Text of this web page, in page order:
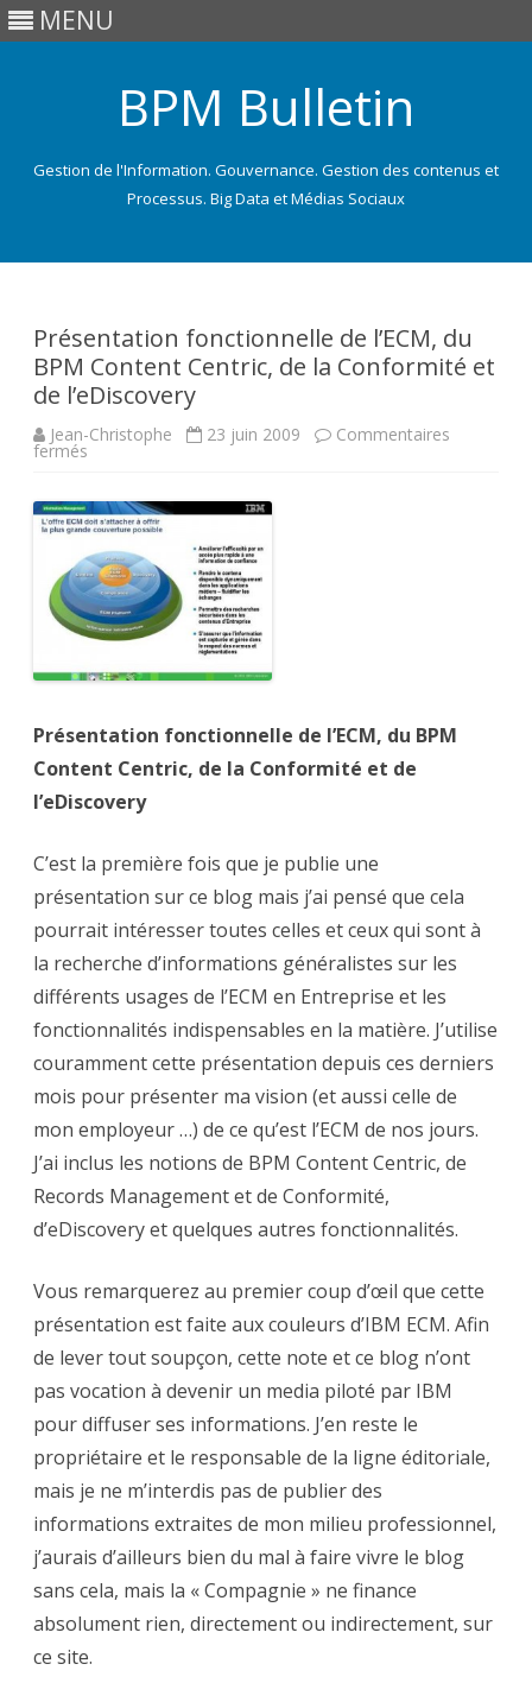
MENU
BPM Bulletin
Gestion de l'Information. Gouvernance. Gestion des contenus et
Processus. Big Data et Médias Sociaux
Présentation fonctionnelle de l’ECM, du
BPM Content Centric, de la Conformité et
de l’eDiscovery
Jean-Christophe 23 juin 2009 Commentaires
fermés
de
l’ECM,
du
BPM
Content
Centric,
de
la
Conformité
et
de
l’eDiscovery
Présentation fonctionnelle de l’ECM, du BPM
Content Centric, de la Conformité et de
l’eDiscovery
C’est la première fois que je publie une
présentation sur ce blog mais j’ai pensé que cela
pourrait intéresser toutes celles et ceux qui sont à
la recherche d’informations généralistes sur les
différents usages de l’ECM en Entreprise et les
fonctionnalités indispensables en la matière. J’utilise
couramment cette présentation depuis ces derniers
mois pour présenter ma vision (et aussi celle de
mon employeur …) de ce qu’est l’ECM de nos jours.
J’ai inclus les notions de BPM Content Centric, de
Records Management et de Conformité,
d’eDiscovery et quelques autres fonctionnalités.
Vous remarquerez au premier coup d’œil que cette
présentation est faite aux couleurs d’IBM ECM. Afin
de lever tout soupçon, cette note et ce blog n’ont
pas vocation à devenir un media piloté par IBM
pour diffuser ses informations. J’en reste le
propriétaire et le responsable de la ligne éditoriale,
mais je ne m’interdis pas de publier des
informations extraites de mon milieu professionnel,
j’aurais d’ailleurs bien du mal à faire vivre le blog
sans cela, mais la « Compagnie » ne finance
absolument rien, directement ou indirectement, sur
ce site.